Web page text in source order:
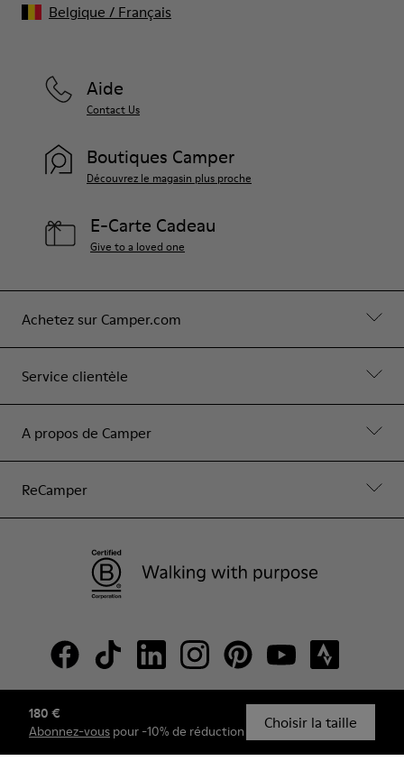
180 €
Abonnez-vous pour -10% de réduction Choisir la taille
Achetez sur Camper.com
Service clientèle
A propos de Camper
ReCamper
Aide
Contact Us
Boutiques Camper
Découvrez le magasin plus proche
E-Carte Cadeau
Give to a loved one
© Camper, 2026
Belgique / Français